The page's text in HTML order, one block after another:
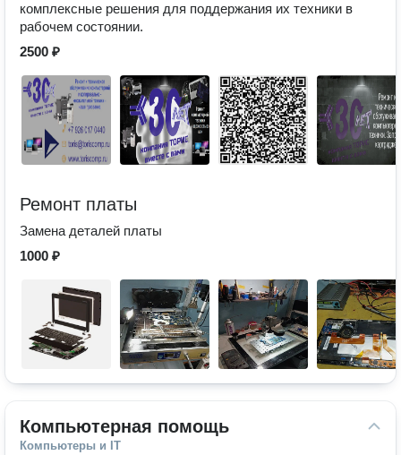
комплексные решения для поддержания их техники в
рабочем состоянии.
2500 ₽
Ремонт платы
Замена деталей платы
1000 ₽
Компьютерная помощь
Компьютеры и IT